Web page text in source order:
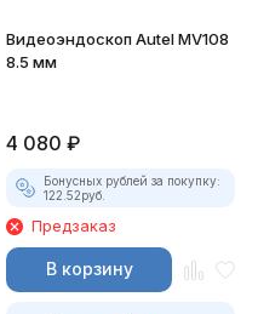
Видеоэндоскоп Autel MV108
8.5 мм
4 080 ₽
Бонусных рублей за покупку:
122.52руб.
Предзаказ
В корзину